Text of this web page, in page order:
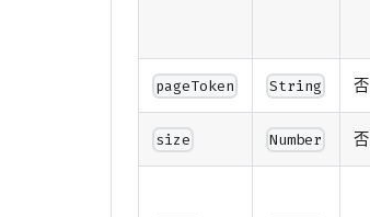
pageToken String 否
size Number 否